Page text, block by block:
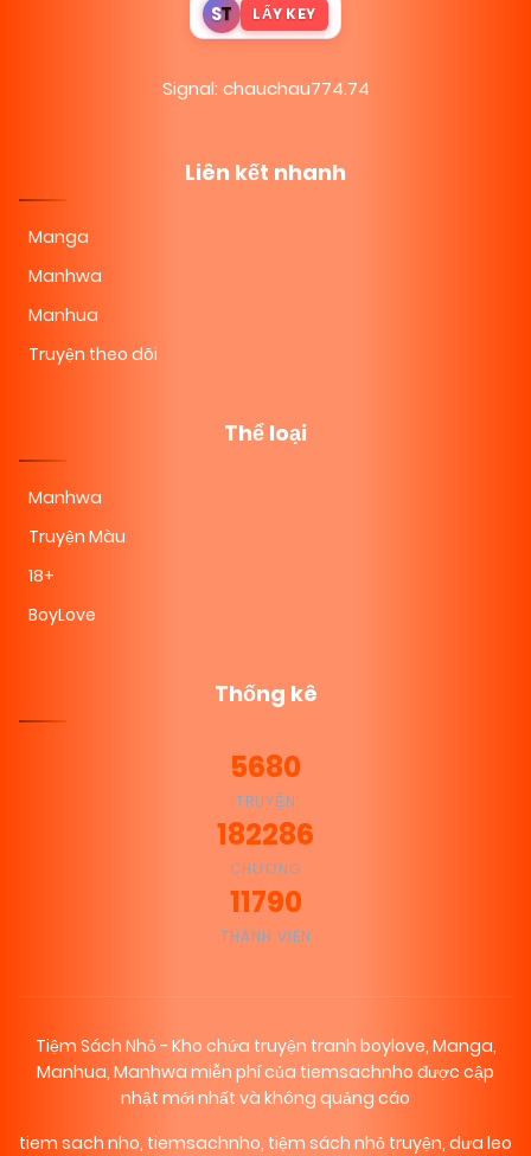
ST LẤY KEY
Signal: chauchau774.74
Liên kết nhanh
Manga
Manhwa
Manhua
Truyện theo dõi
Thể loại
Manhwa
Truyện Màu
18+
BoyLove
Thống kê
5680
TRUYỆN
182286
CHƯƠNG
11790
THÀNH VIÊN
Tiệm Sách Nhỏ - Kho chứa truyện tranh boylove, Manga,
Manhua, Manhwa miễn phí của tiemsachnho được cập
nhật mới nhất và không quảng cáo
tiem sach nho, tiemsachnho, tiệm sách nhỏ truyện, dưa leo